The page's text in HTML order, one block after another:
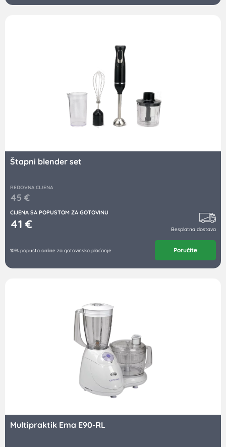
Štapni blender set
REDOVNA CIJENA
45 €
CIJENA SA POPUSTOM ZA GOTOVINU
41 € Besplatna dostava
10% popusta online za gotovinsko plaćanje Poručite
Multipraktik Ema E90-RL